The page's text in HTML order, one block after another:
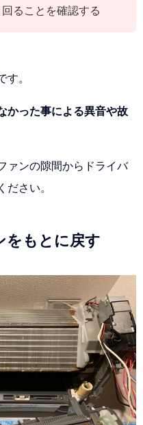
ることを確認する
す。
かった事による異音や故
ァンの隙間からドライバ
ださい。
をもとに戻す